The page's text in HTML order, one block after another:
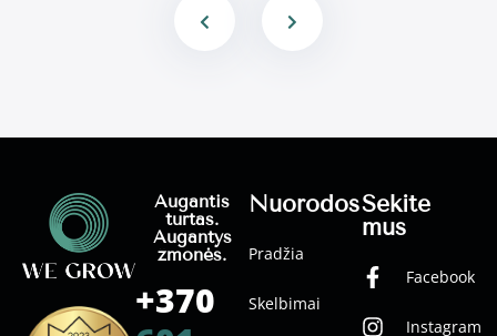
Nuorodos
Pradžia
Skelbimai
Sekite
mus
Facebook
Instagram
Augantis
turtas.
Augantys
žmonės.
+370